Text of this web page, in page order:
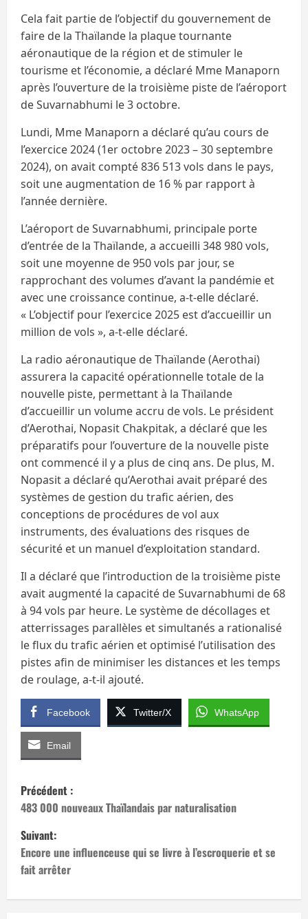
Cela fait partie de l’objectif du gouvernement de
faire de la Thaïlande la plaque tournante
aéronautique de la région et de stimuler le
tourisme et l’économie, a déclaré Mme Manaporn
après l’ouverture de la troisième piste de l’aéroport
de Suvarnabhumi le 3 octobre.
Lundi, Mme Manaporn a déclaré qu’au cours de
l’exercice 2024 (1er octobre 2023 – 30 septembre
2024), on avait compté 836 513 vols dans le pays,
soit une augmentation de 16 % par rapport à
l’année dernière.
L’aéroport de Suvarnabhumi, principale porte
d’entrée de la Thaïlande, a accueilli 348 980 vols,
soit une moyenne de 950 vols par jour, se
rapprochant des volumes d’avant la pandémie et
avec une croissance continue, a-t-elle déclaré.
« L’objectif pour l’exercice 2025 est d’accueillir un
million de vols », a-t-elle déclaré.
La radio aéronautique de Thaïlande (Aerothai)
assurera la capacité opérationnelle totale de la
nouvelle piste, permettant à la Thaïlande
d’accueillir un volume accru de vols. Le président
d’Aerothai, Nopasit Chakpitak, a déclaré que les
préparatifs pour l’ouverture de la nouvelle piste
ont commencé il y a plus de cinq ans. De plus, M.
Nopasit a déclaré qu’Aerothai avait préparé des
systèmes de gestion du trafic aérien, des
conceptions de procédures de vol aux
instruments, des évaluations des risques de
sécurité et un manuel d’exploitation standard.
Il a déclaré que l’introduction de la troisième piste
avait augmenté la capacité de Suvarnabhumi de 68
à 94 vols par heure. Le système de décollages et
atterrissages parallèles et simultanés a rationalisé
le flux du trafic aérien et optimisé l’utilisation des
pistes afin de minimiser les distances et les temps
de roulage, a-t-il ajouté.
Facebook Twitter/X WhatsApp
Email
N
a
v
i
g
Précédent :
483 000 nouveaux Thaïlandais par naturalisation
Suivant:
Encore une influenceuse qui se livre à l’escroquerie et se
fait arrêter